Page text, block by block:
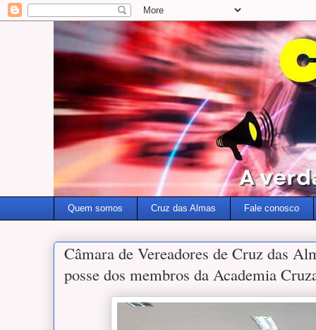
Quem somos Cruz das Almas Fale conosco
Câmara de Vereadores de Cruz das
posse dos membros da Academia